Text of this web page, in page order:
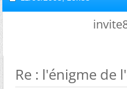
Re : l'énigme de